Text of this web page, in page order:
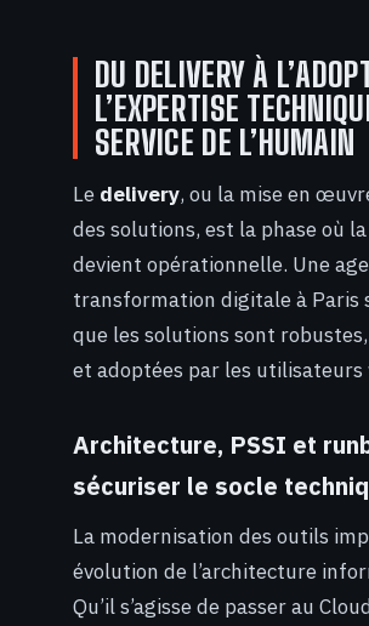
DU DELIVERY À
L’EXPERTISE
SERVICE DE L’HUMAIN
Le delivery, ou la mise en
des solutions, est la phase où
devient opérationnelle. Une
transformation digitale à Paris
que les solutions sont
et adoptées par les utilisateurs
Architecture, PSSI et
sécuriser le socle
La modernisation des outils
évolution de l’architecture
Qu’il s’agisse de passer au